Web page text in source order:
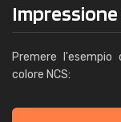
Impressione
Premere
colore NCS: